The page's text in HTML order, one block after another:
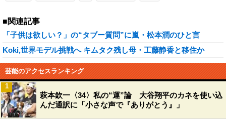
■関連記事
「子供は欲しい？」の“タブー質問”に嵐・松本潤のひと言
Koki,世界モデル挑戦へ キムタク残し母・工藤静香と移住か
芸能のアクセスランキング
萩本欽一〈34〉私の“運”論 大谷翔平のカネを使い込
んだ通訳に「小さな声で『ありがとう』」
1